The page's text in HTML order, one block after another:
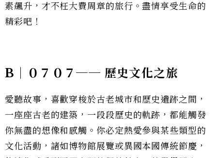
素飆升，才不枉大費周章的旅行。盡情享受生命的
精彩吧！
B｜０７０７── 歷史文化之旅
愛聽故事，喜歡穿梭於古老城市和歷史遺跡之間，
一座座古老的建築，一段段歷史的軌跡，都能觸發
你無盡的想像和感觸。你必定熱愛參與某些類型的
文化活動，諸如博物館展覽或異國本國傳統節慶，